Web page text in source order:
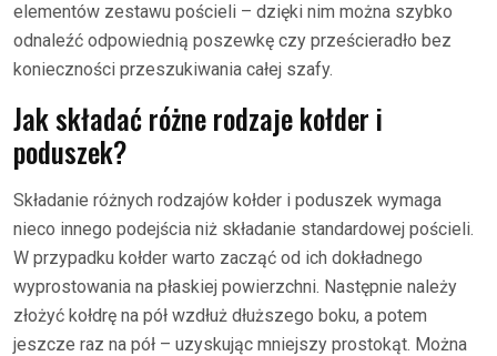
elementów zestawu pościeli – dzięki nim można szybko
odnaleźć odpowiednią poszewkę czy prześcieradło bez
konieczności przeszukiwania całej szafy.
Jak składać różne rodzaje kołder i
poduszek?
Składanie różnych rodzajów kołder i poduszek wymaga
nieco innego podejścia niż składanie standardowej pościeli.
W przypadku kołder warto zacząć od ich dokładnego
wyprostowania na płaskiej powierzchni. Następnie należy
złożyć kołdrę na pół wzdłuż dłuższego boku, a potem
jeszcze raz na pół – uzyskując mniejszy prostokąt. Można